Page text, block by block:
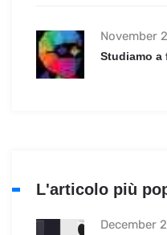
November
Studiamo a
L'articolo più
December